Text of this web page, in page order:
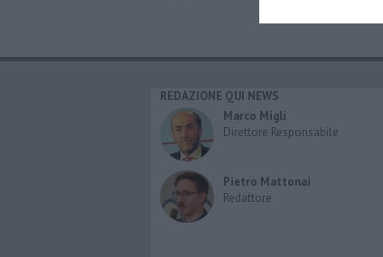
REDAZIONE QUI NEWS
Marco Migli
Direttore Responsabile
Pietro Mattonai
Redattore